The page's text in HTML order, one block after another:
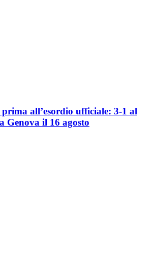
all’esordio ufficiale: 3-1 al
Genova il 16 agosto